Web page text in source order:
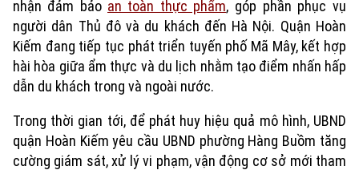
nhận đảm bảo an toàn thực phẩm, góp phần phục vụ
người dân Thủ đô và du khách đến Hà Nội. Quận Hoàn
Kiếm đang tiếp tục phát triển tuyến phố Mã Mây, kết hợp
hài hòa giữa ẩm thực và du lịch nhằm tạo điểm nhấn hấp
dẫn du khách trong và ngoài nước.
Trong thời gian tới, để phát huy hiệu quả mô hình, UBND
quận Hoàn Kiếm yêu cầu UBND phường Hàng Buồm tăng
cường giám sát, xử lý vi phạm, vận động cơ sở mới tham